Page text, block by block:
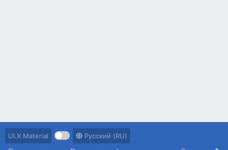
UI.X Material
Русский (RU)